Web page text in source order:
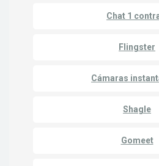
Chat 1
Flingster
Cámaras
Shagle
Gomeet